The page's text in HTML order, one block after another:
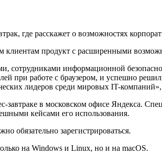
клиентам продукт с расширенными
сотрудниками информационной
при работе с браузером, и успешно
лидеров среди мировых IT-
завтраке в московском офисе Яндекса.
кейсами его использования.
обязательно зарегистрироваться.
на Windows и Linux, но и на macOS.